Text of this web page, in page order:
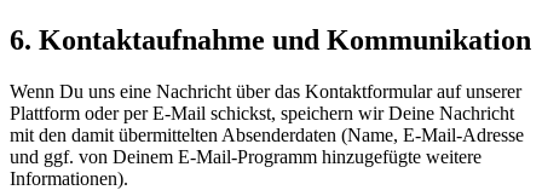
6. Kontaktaufnahme und Kommunikation
Wenn Du uns eine Nachricht über das Kontaktformular auf unserer
Plattform oder per E-Mail schickst, speichern wir Deine Nachricht
mit den damit übermittelten Absenderdaten (Name, E-Mail-Adresse
und ggf. von Deinem E-Mail-Programm hinzugefügte weitere
Informationen).